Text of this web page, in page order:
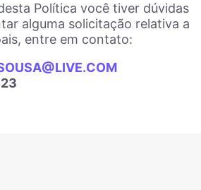
Política você tiver dúvidas
alguma solicitação relativa a
entre em contato: